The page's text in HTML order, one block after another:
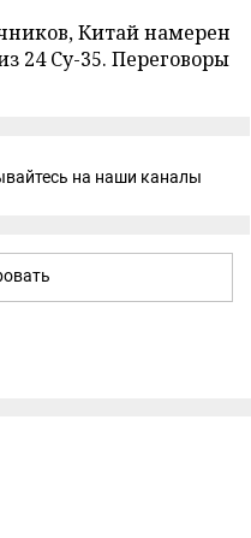
Китай намерен
24 Су-35. Переговоры
на наши каналы